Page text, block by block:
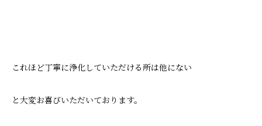
これほど丁寧に浄化していただける所は他にない
と大変お喜びいただいております。